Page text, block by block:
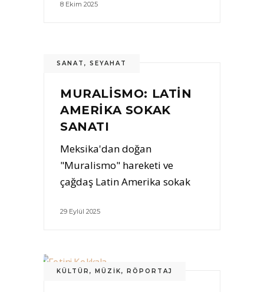
8 Ekim 2025
SANAT , SEYAHAT
MURALISMO: LATIN
AMERIKA SOKAK
SANATI
Meksika'dan doğan
"Muralismo" hareketi ve
çağdaş Latin Amerika sokak
29 Eylül 2025
KÜLTÜR , MÜZIK, RÖPORTAJ